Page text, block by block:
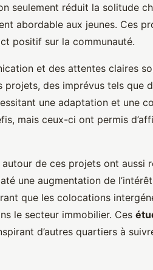
seulement réduit la solitude
abordable aux jeunes. Ces
positif sur la communauté.
et des attentes claires
des imprévus tels que
une adaptation et une
mais ceux-ci ont permis
autour de ces projets ont aussi
une augmentation de
que les colocations
le secteur immobilier. Ces
d’autres quartiers à